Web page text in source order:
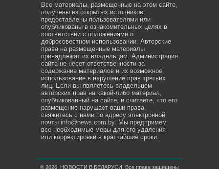
Все материалы, размещенные на этом сайте,
получены из открытых источников,
предоставлены пользователями или
опубликованы в ознакомительных целях в
соответствии с положениями о
добросовестном использовании. Авторские
права на размещенные материалы
принадлежат их владельцам. Администрация
сайта не несет ответственности за
содержание материалов и их возможное
использование в нарушение прав третьих
лиц. Если вы являетесь владельцем
авторских прав на какой-либо материал,
опубликованный на сайте, и считаете, что его
размещение нарушает ваши права,
свяжитесь с нами по адресу электронной
почты info@news.com.by. Мы предпримем
все необходимые меры для его удаления
или корректировки в кратчайшие сроки.
© 2026. НОВОСТИ В БЕЛАРУСИ. Все права защищены